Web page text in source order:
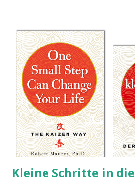
Kleine Schritte in